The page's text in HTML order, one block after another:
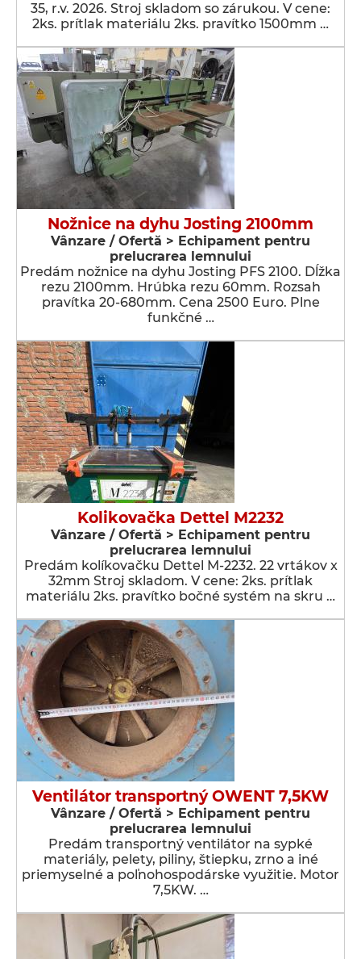
35, r.v. 2026. Stroj skladom so zárukou. V cene:
2ks. prítlak materiálu 2ks. pravítko 1500mm …
Nožnice na dyhu Josting 2100mm
Vânzare / Ofertă > Echipament pentru
prelucrarea lemnului
Predám nožnice na dyhu Josting PFS 2100. Dĺžka
rezu 2100mm. Hrúbka rezu 60mm. Rozsah
pravítka 20-680mm. Cena 2500 Euro. Plne
funkčné …
Kolikovačka Dettel M2232
Vânzare / Ofertă > Echipament pentru
prelucrarea lemnului
Predám kolíkovačku Dettel M-2232. 22 vrtákov x
32mm Stroj skladom. V cene: 2ks. prítlak
materiálu 2ks. pravítko bočné systém na skru …
Ventilátor transportný OWENT 7,5KW
Vânzare / Ofertă > Echipament pentru
prelucrarea lemnului
Predám transportný ventilátor na sypké
materiály, pelety, piliny, štiepku, zrno a iné
priemyselné a poľnohospodárske využitie. Motor
7,5KW. …